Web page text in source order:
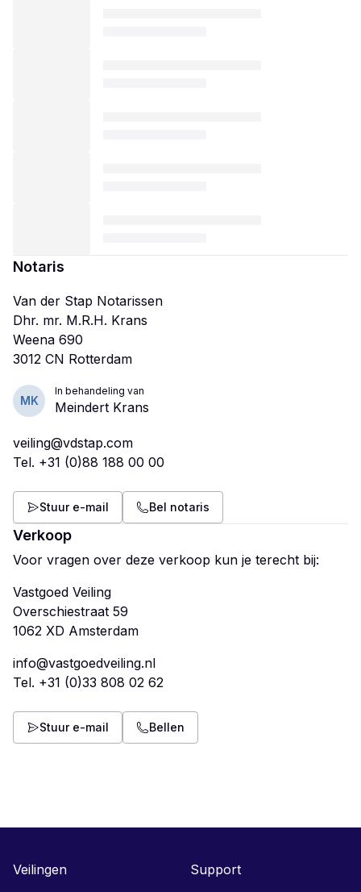
Notaris
Van der Stap Notarissen
Dhr. mr. M.R.H. Krans
Weena 690
MK
In behandeling van
Meindert Krans
veiling@vdstap.com
Tel. +31 (0)88 188 00 00
Stuur e-mail Bel notaris
Verkoop
Voor vragen over deze verkoop kun je terecht bij:
Vastgoed Veiling
Overschiestraat 59
info@vastgoedveiling.nl
Tel. +31 (0)33 808 02 62
Stuur e-mail Bellen
Veilingen Support